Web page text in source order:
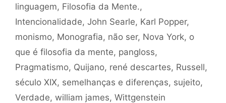
linguagem, Filosofia da Mente.,
Intencionalidade, John Searle, Karl Popper,
monismo, Monografia, não ser, Nova York, o
que é filosofia da mente, pangloss,
Pragmatismo, Quijano, rené descartes, Russell,
século XIX, semelhanças e diferenças, sujeito,
Verdade, william james, Wittgenstein